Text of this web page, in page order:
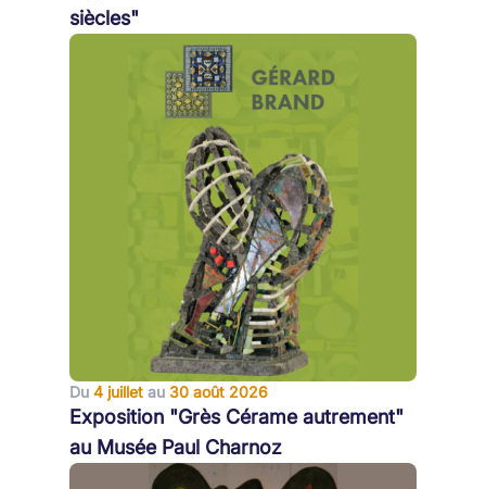
siècles"
Du 4 juillet au 30 août 2026
Exposition "Grès Cérame autrement"
au Musée Paul Charnoz